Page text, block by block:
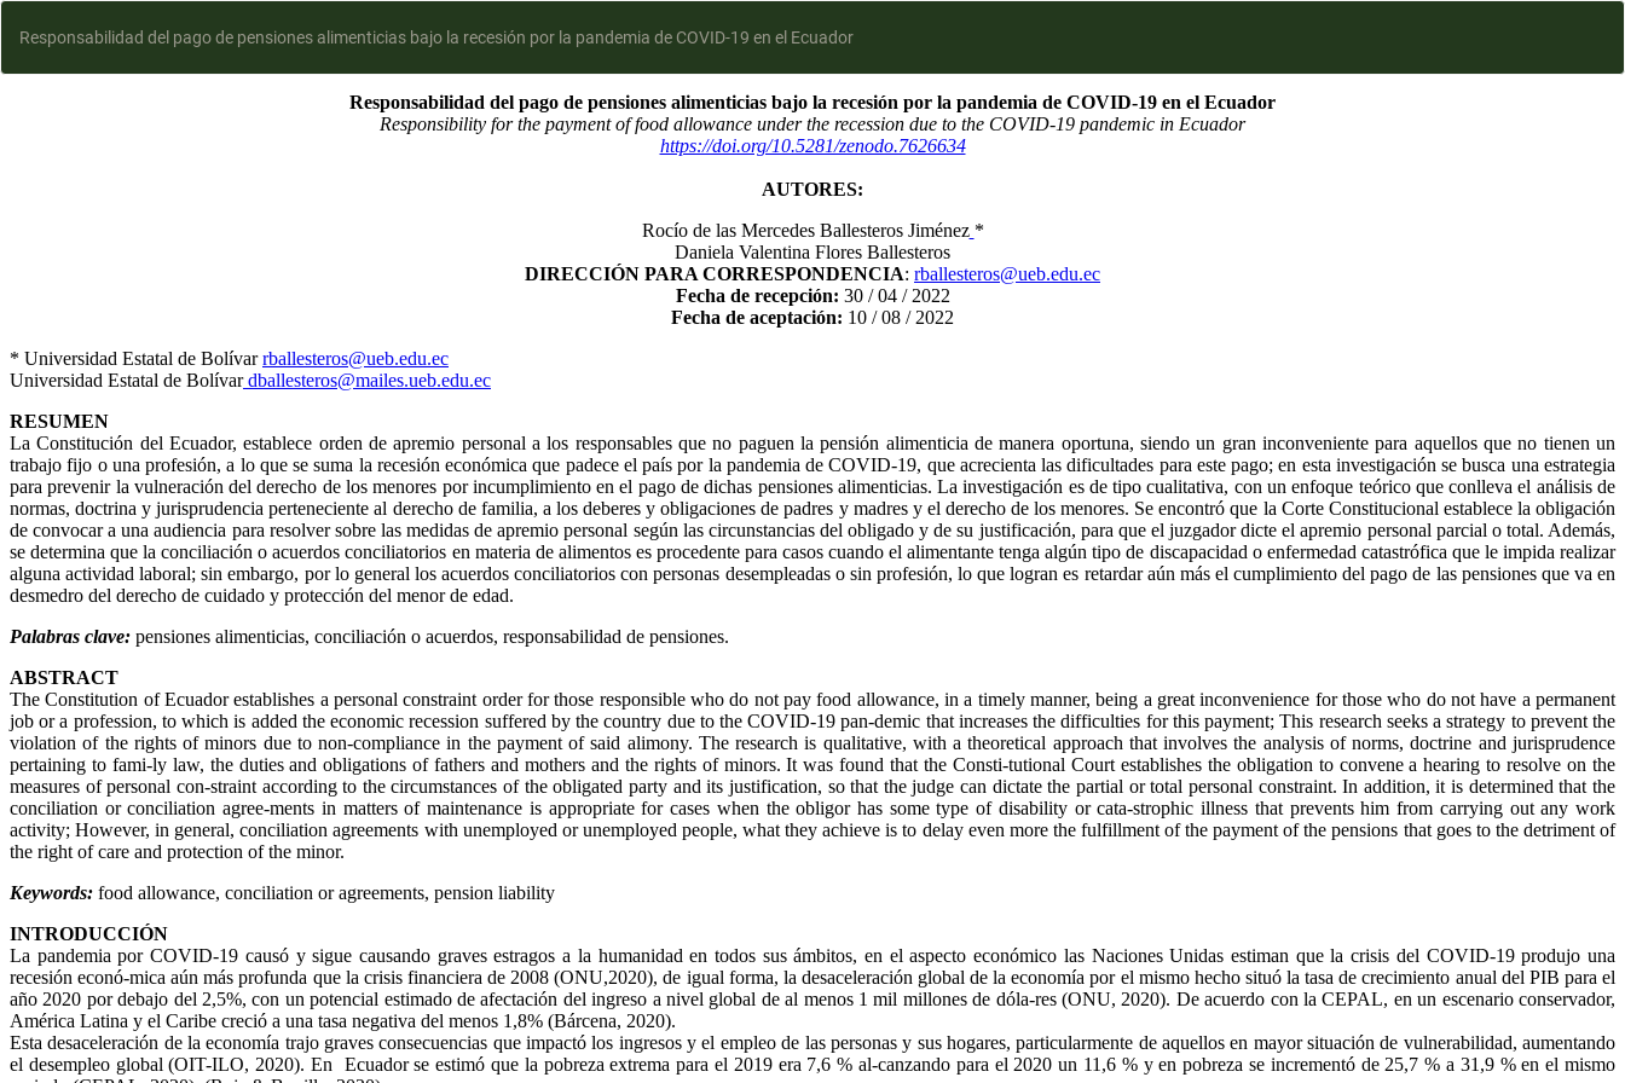
Responsabilidad del pago de pensiones alimenticias bajo la recesión por la pandemia de COVID-19 en el Ecuador